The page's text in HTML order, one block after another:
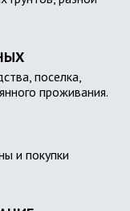
поселка,
проживания.
и покупки